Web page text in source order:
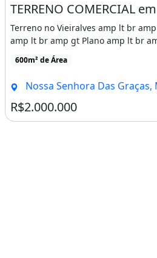
Terreno no Vieiralves amp lt br
amp lt br amp gt Plano amp lt br
600m² de Área
Nossa Senhora Das Graças,
R$2.000.000